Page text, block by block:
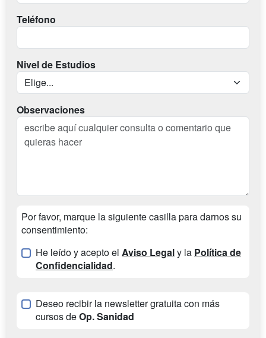
Teléfono
Nivel de Estudios
Observaciones
Por favor, marque la siguiente casilla para darnos su
consentimiento:
He leído y acepto el Aviso Legaly la Política de
Confidencialidad.
Deseo recibir la newsletter gratuita con más
cursos deOp. Sanidad